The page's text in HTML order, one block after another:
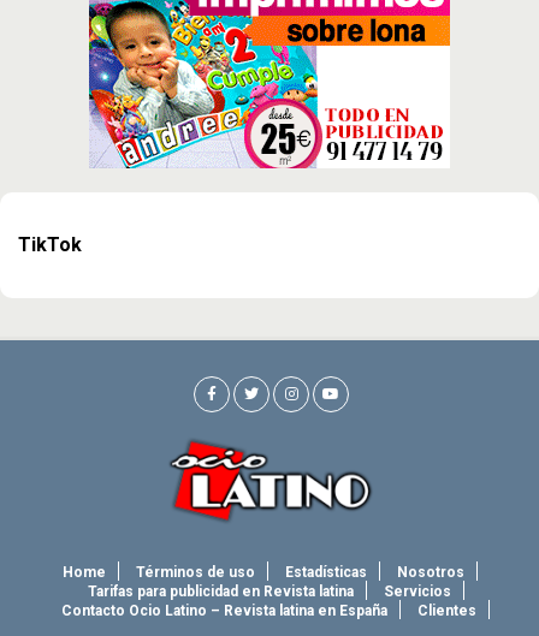
TikTok
Home Términos de uso Estadísticas
Nosotros
Tarifas para publicidad en Revista latina
Servicios
Contacto Ocio Latino – Revista latina en España
Clientes